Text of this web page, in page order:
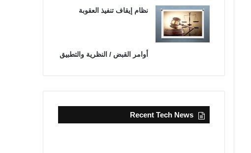
نظام إيقاف تنفيذ العقوبة
أوامر القبض / النظرية والتطبيق
Recent Tech News